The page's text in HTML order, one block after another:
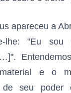
apareceu a
lhe: "Eu sou
e o
de seu